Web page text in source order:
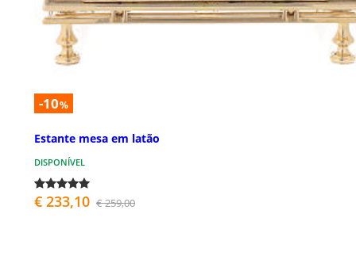
-10%
Estante mesa em latão
DISPONÍVEL
€ 233,10 € 259,00